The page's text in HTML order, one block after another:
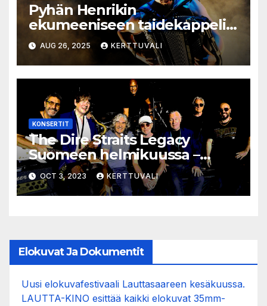
Pyhän Henrikin
ekumeeniseen taidekappeli:
Harmonikkavirtuoosi Kimmo
Pohjonen saapuu
konsertoimaan Turkuun 4.9.
AUG 26, 2025 KERTTUVALI
KONSERTIT
The Dire Straits Legacy
Suomeen helmikuussa –
mukana useita yhtyeen
entisiä jäseniä!
OCT 3, 2023 KERTTUVALI
Elokuvat Ja Dokumentit
Uusi elokuvafestivaali Lauttasaareen kesäkuussa.
LAUTTA-KINO esittää kaikki elokuvat 35mm-